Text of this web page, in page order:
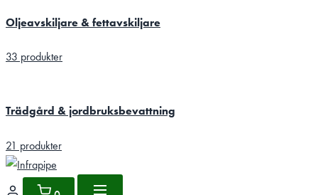
Oljeavskiljare & fettavskiljare
33 produkter
Trädgård & jordbruksbevattning
21 produkter